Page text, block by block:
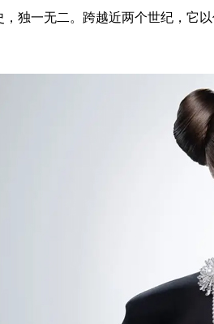
，独一无二。跨越近两个世纪，它